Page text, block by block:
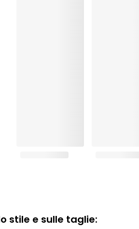
stile e sulle taglie: